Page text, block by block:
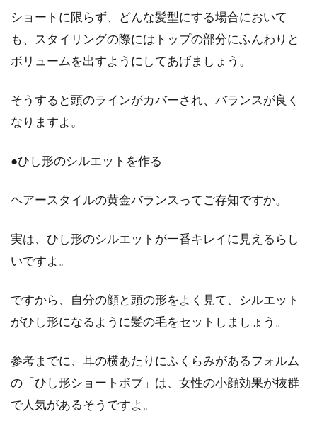
ショートに限らず、どんな髪型にする場合において
も、スタイリングの際にはトップの部分にふんわりと
ボリュームを出すようにしてあげましょう。
そうすると頭のラインがカバーされ、バランスが良く
なりますよ。
●ひし形のシルエットを作る
ヘアースタイルの黄金バランスってご存知ですか。
実は、ひし形のシルエットが一番キレイに見えるらし
いですよ。
ですから、自分の顔と頭の形をよく見て、シルエット
がひし形になるように髪の毛をセットしましょう。
参考までに、耳の横あたりにふくらみがあるフォルム
の「ひし形ショートボブ」は、女性の小顔効果が抜群
で人気があるそうですよ。